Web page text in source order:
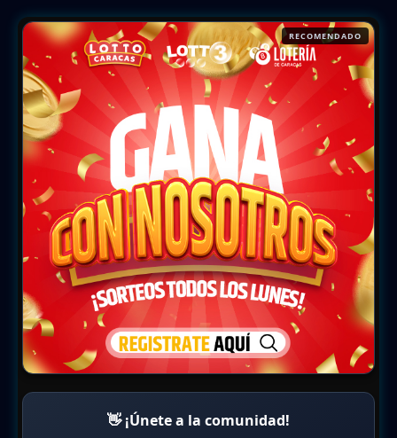
RECOMENDADO
👋 ¡Únete a la comunidad!